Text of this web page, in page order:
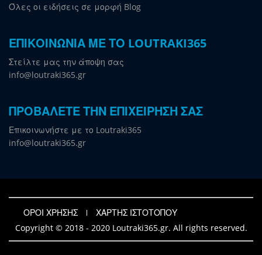
Όλες οι ειδήσεις σε μορφή Blog
ΕΠΙΚΟΙΝΩΝΙΑ ΜΕ ΤΟ LOUTRAKI365
Στείλτε μας την άποψη σας
info@loutraki365.gr
ΠΡΟΒΑΛΕΤΕ ΤΗΝ ΕΠΙΧΕΙΡΗΣΗ ΣΑΣ
Επικοινωνήστε με το Loutraki365
info@loutraki365.gr
ΟΡΟΙ ΧΡΗΣΗΣ
ΧΑΡΤΗΣ ΙΣΤΟΤΟΠΟΥ
Copyright © 2018 - 2020 Loutraki365.gr. All rights reserved.